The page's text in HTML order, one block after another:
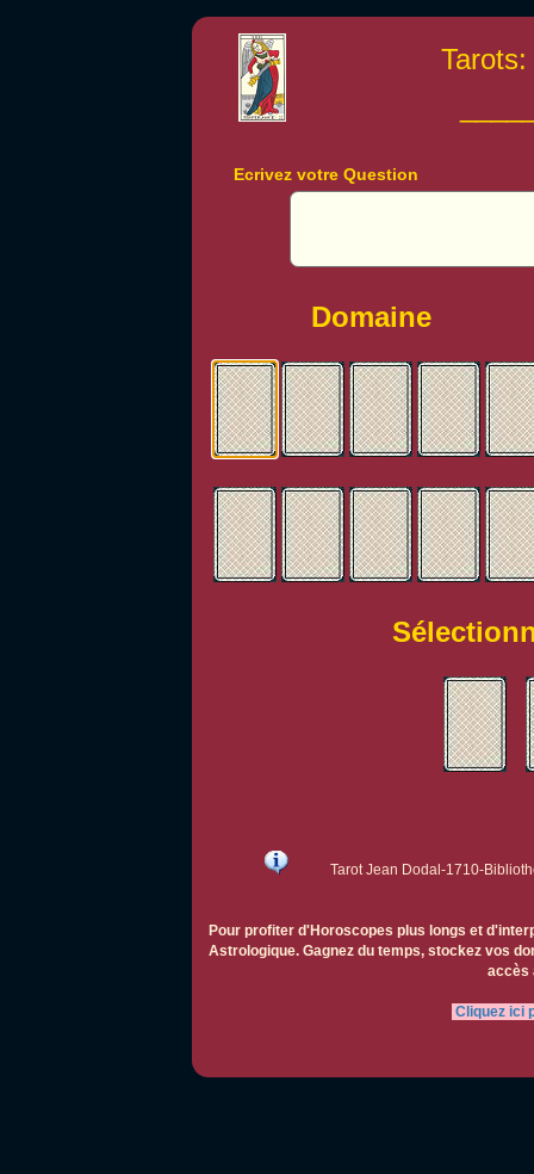
Ecrivez votre Question
Domaine
Tarot Jean Dodal-1710-
Pour profiter d'Horoscopes plus longs et
Astrologique. Gagnez du temps, stockez vos
accès
Cliquez ici